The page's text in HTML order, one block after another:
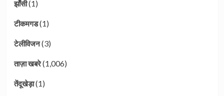
झाँसी(1)
टीकमगड(1)
टेलीविजन(3)
ताज़ा खबरे(1,006)
तेंदूखेड़ा(1)